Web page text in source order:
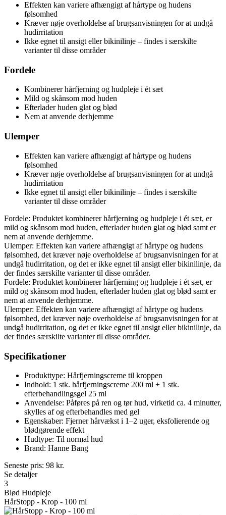
Effekten kan variere afhængigt af hårtype og hudens
følsomhed
Kræver nøje overholdelse af brugsanvisningen for at undgå
hudirritation
Ikke egnet til ansigt eller bikinilinje – findes i særskilte
varianter til disse områder
Fordele
Kombinerer hårfjerning og hudpleje i ét sæt
Mild og skånsom mod huden
Efterlader huden glat og blød
Nem at anvende derhjemme
Ulemper
Effekten kan variere afhængigt af hårtype og hudens
følsomhed
Kræver nøje overholdelse af brugsanvisningen for at undgå
hudirritation
Ikke egnet til ansigt eller bikinilinje – findes i særskilte
varianter til disse områder
Fordele: Produktet kombinerer hårfjerning og hudpleje i ét sæt, er
mild og skånsom mod huden, efterlader huden glat og blød samt er
nem at anvende derhjemme.
Ulemper: Effekten kan variere afhængigt af hårtype og hudens
følsomhed, det kræver nøje overholdelse af brugsanvisningen for at
undgå hudirritation, og det er ikke egnet til ansigt eller bikinilinje, da
der findes særskilte varianter til disse områder.
Fordele: Produktet kombinerer hårfjerning og hudpleje i ét sæt, er
mild og skånsom mod huden, efterlader huden glat og blød samt er
nem at anvende derhjemme.
Ulemper: Effekten kan variere afhængigt af hårtype og hudens
følsomhed, det kræver nøje overholdelse af brugsanvisningen for at
undgå hudirritation, og det er ikke egnet til ansigt eller bikinilinje, da
der findes særskilte varianter til disse områder.
Specifikationer
Produkttype: Hårfjerningscreme til kroppen
Indhold: 1 stk. hårfjerningscreme 200 ml + 1 stk.
efterbehandlingsgel 25 ml
Anvendelse: Påføres på ren og tør hud, virketid ca. 4 minutter,
skylles af og efterbehandles med gel
Egenskaber: Fjerner hårvækst i 1–2 uger, eksfolierende og
blødgørende effekt
Hudtype: Til normal hud
Brand: Hanne Bang
Seneste pris: 98 kr.
Se detaljer
3
Blød Hudpleje
HårStopp - Krop - 100 ml